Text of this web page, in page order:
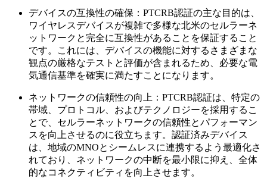
デバイスの互換性の確保：PTCRB認証の主な目的は、
ワイヤレスデバイスが複雑で多様な北米のセルラーネ
ットワークと完全に互換性があることを保証すること
です。これには、デバイスの機能に対するさまざまな
観点の厳格なテストと評価が含まれるため、必要な電
気通信基準を確実に満たすことになります。
ネットワークの信頼性の向上：PTCRB認証は、特定の
帯域、プロトコル、およびテクノロジーを採用するこ
とで、セルラーネットワークの信頼性とパフォーマン
スを向上させるのに役立ちます。認証済みデバイス
は、地域のMNOとシームレスに連携するよう最適化さ
れており、ネットワークの中断を最小限に抑え、全体
的なコネクティビティを向上させます。